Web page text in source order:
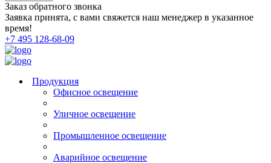
Заказ обратного звонка
Заявка принята, с вами свяжется наш менеджер в указанное
время!
+7 495 128-68-09
Продукция
Офисное освещение
Уличное освещение
Промышленное освещение
Аварийное освещение